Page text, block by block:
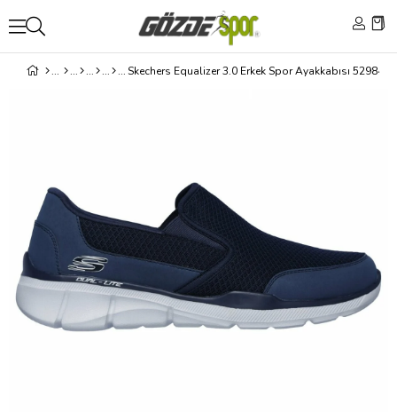
Skechers Equalizer 3.0 Erkek Spor Ayakkabısı 52984